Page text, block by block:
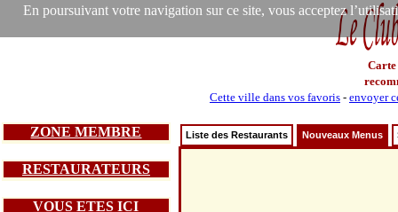
En poursuivant votre navigation sur ce site, vous acceptez
Carte
Cette ville dans vos favoris - envoyer
ZONE MEMBRE
RESTAURATEURS
VOUS ETES ICI
Liste des Restaurants Nouveaux Menus